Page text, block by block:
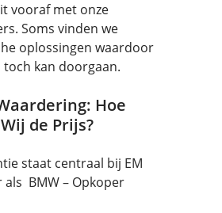
vooraf met onze
Soms vinden we
oplossingen waardoor
toch kan doorgaan.
Hoe
de Prijs?
staat centraal bij EM
als BMW – Opkoper